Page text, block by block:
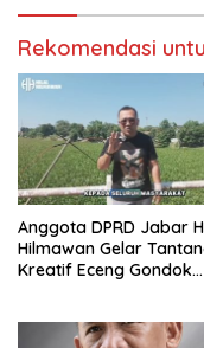
Rekomendasi
Anggota DPRD Jabar
Hilmawan Gelar
Kreatif Eceng Gondok